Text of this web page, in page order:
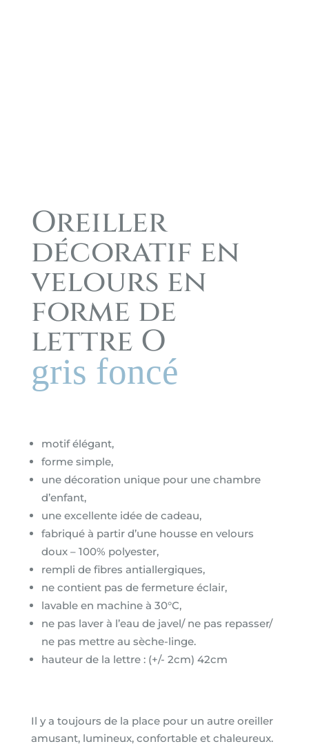
Oreiller
décoratif en
velours en
forme de
lettre O
gris foncé
motif élégant,
forme simple,
une décoration unique pour une chambre
d’enfant,
une excellente idée de cadeau,
fabriqué à partir d’une housse en velours
doux – 100% polyester,
rempli de fibres antiallergiques,
ne contient pas de fermeture éclair,
lavable en machine à 30°C,
ne pas laver à l’eau de javel/ ne pas repasser/
ne pas mettre au sèche-linge.
hauteur de la lettre : (+/- 2cm) 42cm
Il y a toujours de la place pour un autre oreiller
amusant, lumineux, confortable et chaleureux.